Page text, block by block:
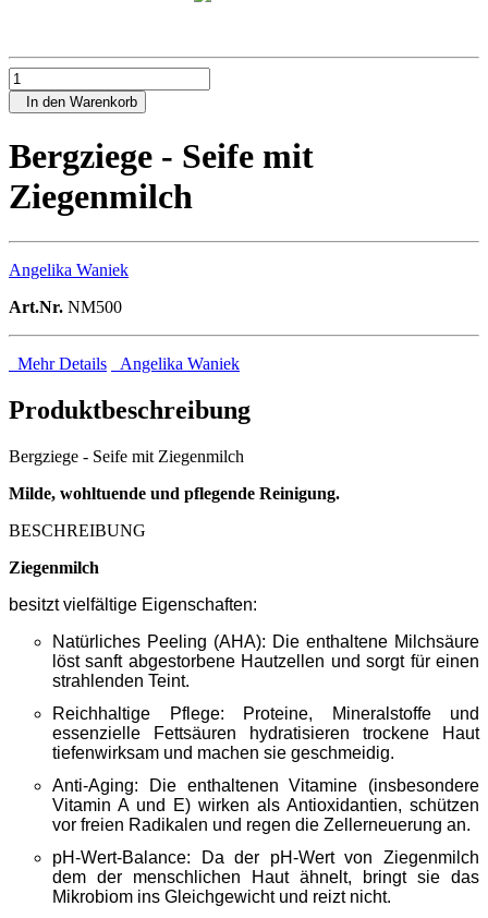
In den Warenkorb
Bergziege - Seife mit
Ziegenmilch
Angelika Waniek
Art.Nr. NM500
Mehr Details Angelika Waniek
Produktbeschreibung
Bergziege - Seife mit Ziegenmilch
Milde, wohltuende und pflegende Reinigung.
BESCHREIBUNG
Ziegenmilch
besitzt vielfältige Eigenschaften:
Natürliches Peeling (AHA): Die enthaltene Milchsäure
löst sanft abgestorbene Hautzellen und sorgt für einen
strahlenden Teint.
Reichhaltige Pflege: Proteine, Mineralstoffe und
essenzielle Fettsäuren hydratisieren trockene Haut
tiefenwirksam und machen sie geschmeidig.
Anti-Aging: Die enthaltenen Vitamine (insbesondere
Vitamin A und E) wirken als Antioxidantien, schützen
vor freien Radikalen und regen die Zellerneuerung an.
pH-Wert-Balance: Da der pH-Wert von Ziegenmilch
dem der menschlichen Haut ähnelt, bringt sie das
Mikrobiom ins Gleichgewicht und reizt nicht.